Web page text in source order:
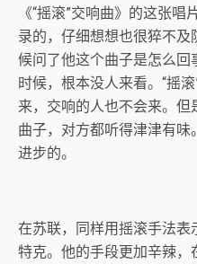
《“摇滚”交响曲》的这张
录的，仔细想想也很猝不
候问了他这个曲子是怎么
时候，根本没人来看。“摇
来，交响的人也不会来。
曲子，对方都听得津津有
进步的。
在苏联，同样用摇滚手法表
特克。他的手段更加辛辣，